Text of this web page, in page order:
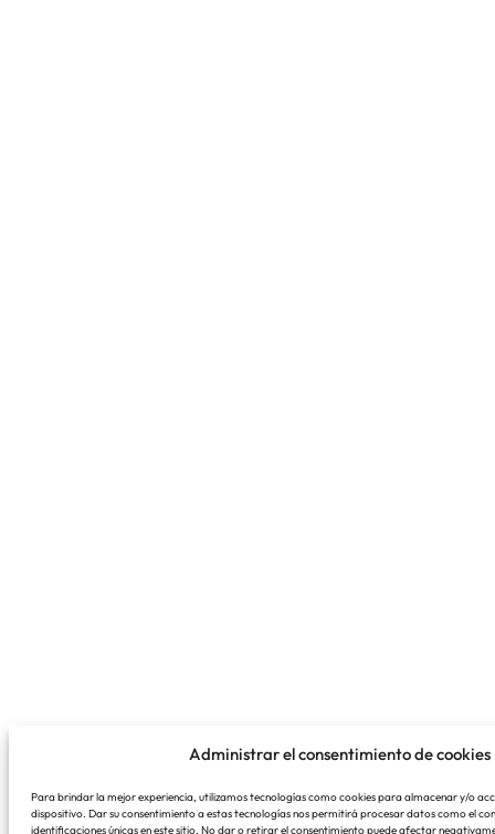
Administrar el consentimiento de cookies
Para brindar la mejor experiencia, utilizamos tecnologías como cookies para almacenar y/o
dispositivo. Dar su consentimiento a estas tecnologías nos permitirá procesar datos como el
identificaciones únicas en este sitio. No dar o retirar el consentimiento puede afectar